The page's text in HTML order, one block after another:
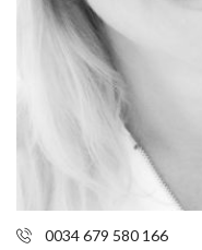
0034 679 580 166